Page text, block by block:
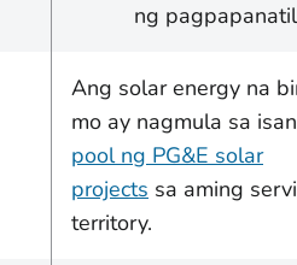
ng
Ang solar energy na
mo ay nagmula sa
pool ng PG&E solar
projects sa aming
territory.